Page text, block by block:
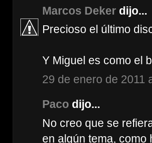
Marcos Deker dijo...
Precioso el último
Y Miguel es como el
29 de enero de 2011
Paco dijo...
No creo que se
en algún tema, como